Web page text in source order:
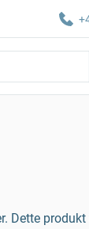
Dette